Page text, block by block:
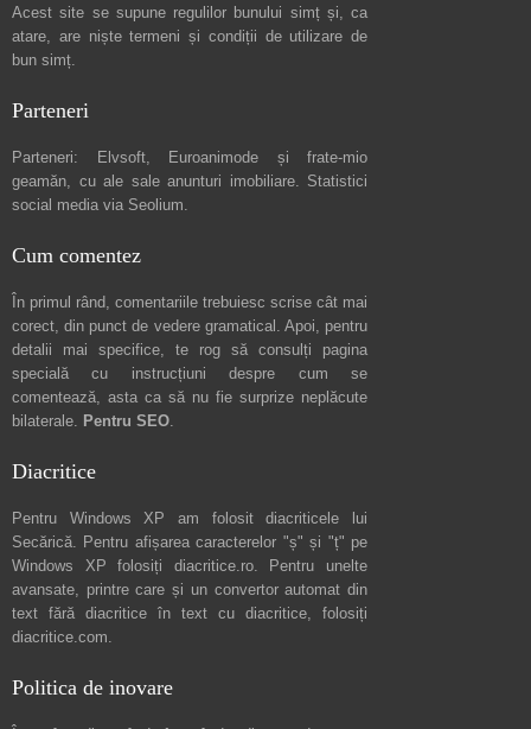
Acest site se supune regulilor bunului simț și, ca
atare, are niștetermeni și condiții de utilizare de
bun simț.
Parteneri
Parteneri: Elvsoft, Euroanimode și frate-mio
geamăn, cu ale sale anunturi imobiliare. Statistici
social media via Seolium.
Cum comentez
În primul rând, comentariile trebuiesc scrise cât mai
corect, din punct de vedere gramatical. Apoi, pentru
detalii mai specifice, te rog să consulți pagina
specială cu instrucțiuni despre cum se
comentează, asta ca să nu fie surprize neplăcute
bilaterale. Pentru SEO.
Diacritice
Pentru Windows XP am folosit diacriticele lui
Secărică. Pentru afișarea caracterelor "ș" și "ț" pe
Windows XP folosiți diacritice.ro. Pentru unelte
avansate, printre care și un convertor automat din
text fără diacritice în text cu diacritice, folosiți
diacritice.com.
Politica de inovare